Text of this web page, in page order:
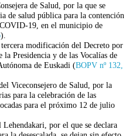
de Salud, por la que se
de salud pública para la contención
19, en el municipio de
).
modificación del Decreto por
Presidencia y de las Vocalías de
de Euskadi (BOPV nº 132,
Viceconsejero de Salud, por la
para la celebración de las
para el próximo 12 de julio
por el que se declara